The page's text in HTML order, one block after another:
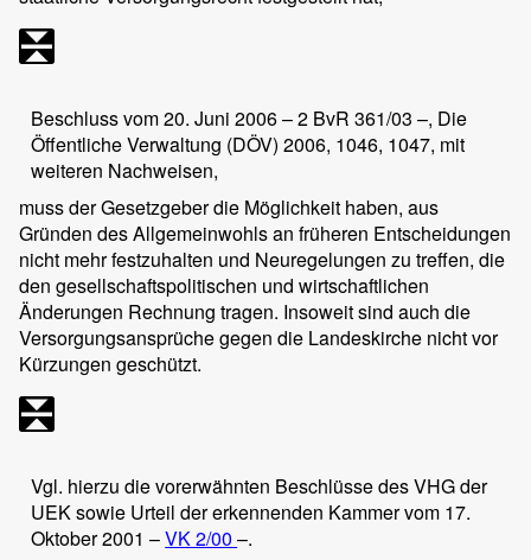
Beschluss vom 20. Juni 2006 – 2 BvR 361/03 –, Die
Öffentliche Verwaltung (DÖV) 2006, 1046, 1047, mit
weiteren Nachweisen,
muss der Gesetzgeber die Möglichkeit haben, aus
Gründen des Allgemeinwohls an früheren Entscheidungen
nicht mehr festzuhalten und Neuregelungen zu treffen, die
den gesellschaftspolitischen und wirtschaftlichen
Änderungen Rechnung tragen. Insoweit sind auch die
Versorgungsansprüche gegen die Landeskirche nicht vor
Kürzungen geschützt.
Vgl. hierzu die vorerwähnten Beschlüsse des VHG der
UEK sowie Urteil der erkennenden Kammer vom 17.
Oktober 2001 –VK 2/00–.